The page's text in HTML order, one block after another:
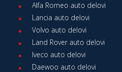
Alfa Romeo auto delovi
Lancia auto delovi
Volvo auto delovi
Land Rover auto delovi
Iveco auto delovi
Daewoo auto delovi